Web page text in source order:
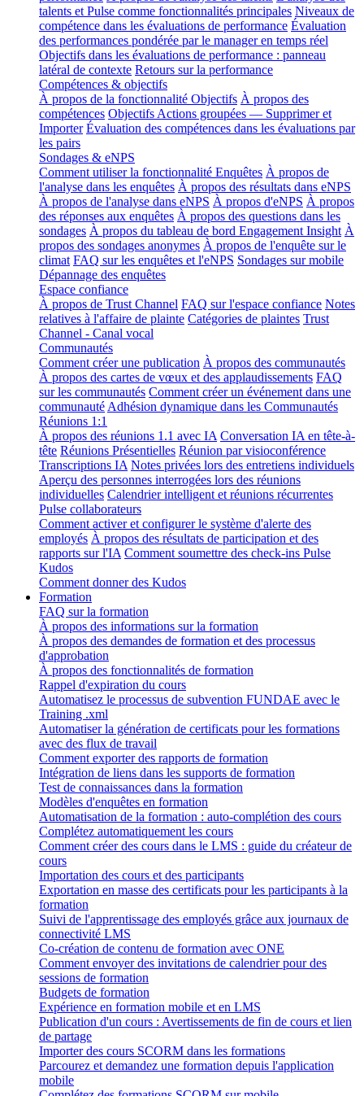
talents et Pulse comme fonctionnalités principales Niveaux de
compétence dans les évaluations de performance Évaluation
des performances pondérée par le manager en temps réel
Objectifs dans les évaluations de performance : panneau
latéral de contexte Retours sur la performance
Compétences & objectifs
À propos de la fonctionnalité Objectifs À propos des
compétences Objectifs Actions groupées — Supprimer et
Importer Évaluation des compétences dans les évaluations par
les pairs
Sondages & eNPS
Comment utiliser la fonctionnalité Enquêtes À propos de
l'analyse dans les enquêtes À propos des résultats dans eNPS
À propos de l'analyse dans eNPS À propos d'eNPS À propos
des réponses aux enquêtes À propos des questions dans les
sondages À propos du tableau de bord Engagement Insight À
propos des sondages anonymes À propos de l'enquête sur le
climat FAQ sur les enquêtes et l'eNPS Sondages sur mobile
Dépannage des enquêtes
Espace confiance
À propos de Trust Channel FAQ sur l'espace confiance Notes
relatives à l'affaire de plainte Catégories de plaintes Trust
Channel - Canal vocal
Communautés
Comment créer une publication À propos des communautés
À propos des cartes de vœux et des applaudissements FAQ
sur les communautés Comment créer un événement dans une
communauté Adhésion dynamique dans les Communautés
Réunions 1:1
À propos des réunions 1.1 avec IA Conversation IA en tête-à-
tête Réunions Présentielles Réunion par visioconférence
Transcriptions IA Notes privées lors des entretiens individuels
Aperçu des personnes interrogées lors des réunions
individuelles Calendrier intelligent et réunions récurrentes
Pulse collaborateurs
Comment activer et configurer le système d'alerte des
employés À propos des résultats de participation et des
rapports sur l'IA Comment soumettre des check-ins Pulse
Kudos
Comment donner des Kudos
Formation
FAQ sur la formation
À propos des informations sur la formation
À propos des demandes de formation et des processus
d'approbation
À propos des fonctionnalités de formation
Rappel d'expiration du cours
Automatisez le processus de subvention FUNDAE avec le
Training .xml
Automatiser la génération de certificats pour les formations
avec des flux de travail
Comment exporter des rapports de formation
Intégration de liens dans les supports de formation
Test de connaissances dans la formation
Modèles d'enquêtes en formation
Automatisation de la formation : auto-complétion des cours
Complétez automatiquement les cours
Comment créer des cours dans le LMS : guide du créateur de
cours
Importation des cours et des participants
Exportation en masse des certificats pour les participants à la
formation
Suivi de l'apprentissage des employés grâce aux journaux de
connectivité LMS
Co-création de contenu de formation avec ONE
Comment envoyer des invitations de calendrier pour des
sessions de formation
Budgets de formation
Expérience en formation mobile et en LMS
Publication d'un cours : Avertissements de fin de cours et lien
de partage
Importer des cours SCORM dans les formations
Parcourez et demandez une formation depuis l'application
mobile